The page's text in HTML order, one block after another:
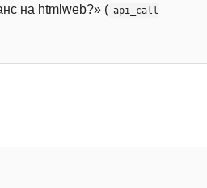
на htmlweb?» ( api_call